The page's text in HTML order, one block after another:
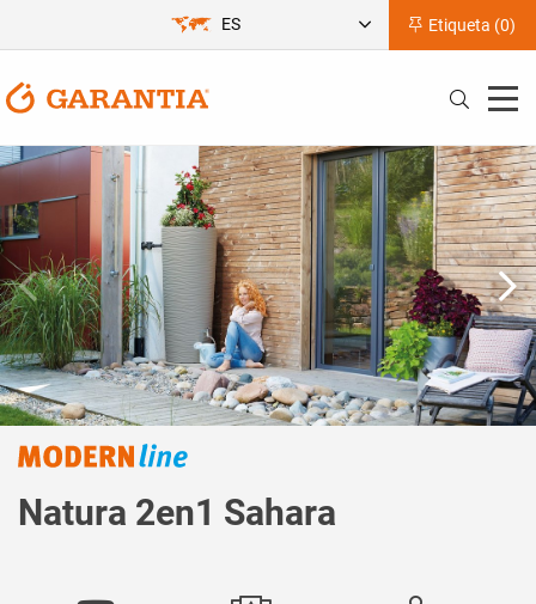
Etiqueta (0)
ES
Natura 2en1 Sahara